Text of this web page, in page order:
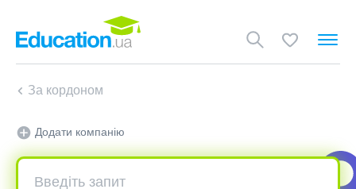
За кордоном
Додати компанію